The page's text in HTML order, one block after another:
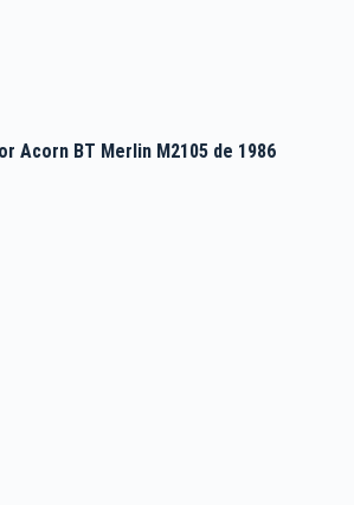
Acorn BT Merlin M2105 de 1986